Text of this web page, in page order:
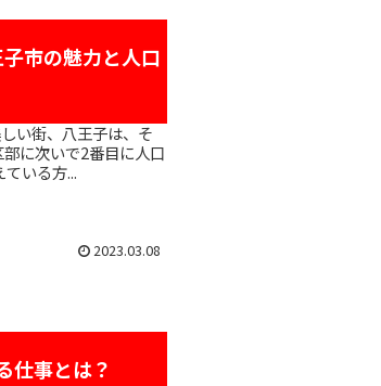
市の魅力と人口
に次いで2番目に人口
考えている方...
2023.03.08
仕事とは？